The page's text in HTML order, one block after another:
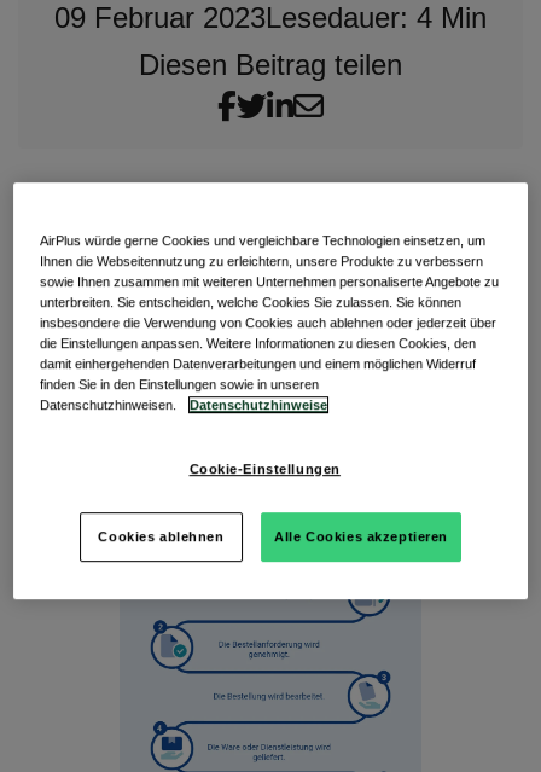
09 Februar 2023Lesedauer: 4 Min
Diesen Beitrag teilen
Unternehmen vor sehr zeitaufwendige Herausforderungen:
Der schnelle, spontane Online-Einkauf ist zu Hause in nur
wenigen Klicks erledigt.
Bei unternehmensbezogenen Ad-hoc-Beschaffungen sieht
dies ganz anders aus: Ob eine Bestellung von
Büromaterialien oder die sofort benötigte Verlängerung
eines Software-Abos – der damit verbundene
Abgleich und die Budget-Kontrolle in Unternehmen.
Beschaffungen kommt Ihnen bestimmt bekannt vor:
AirPlus würde gerne Cookies und vergleichbare Technologien einsetzen, um
Ihnen die Webseitennutzung zu erleichtern, unsere Produkte zu verbessern
sowie Ihnen zusammen mit weiteren Unternehmen personaliserte Angebote zu
unterbreiten. Sie entscheiden, welche Cookies Sie zulassen. Sie können
insbesondere die Verwendung von Cookies auch ablehnen oder jederzeit über
die Einstellungen anpassen. Weitere Informationen zu diesen Cookies, den
damit einhergehenden Datenverarbeitungen und einem möglichen Widerruf
finden Sie in den Einstellungen sowie in unseren
Datenschutzhinweisen.
Datenschutzhinweise
Cookie-Einstellungen
Cookies ablehnen Alle Cookies akzeptieren